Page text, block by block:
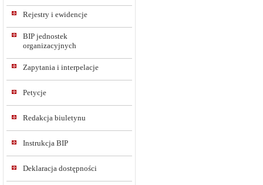
Rejestry i ewidencje
BIP jednostek
organizacyjnych
Zapytania i interpelacje
Petycje
Redakcja biuletynu
Instrukcja BIP
Deklaracja dostępności